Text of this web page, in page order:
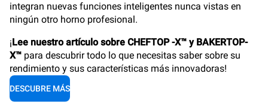
integran nuevas funciones inteligentes nunca vistas en
ningún otro horno profesional.
¡Lee nuestro artículo sobre CHEFTOP -X™ y BAKERTOP-
X™ para descubrir todo lo que necesitas saber sobre su
rendimiento y sus características más innovadoras!
DESCUBRE MÁS